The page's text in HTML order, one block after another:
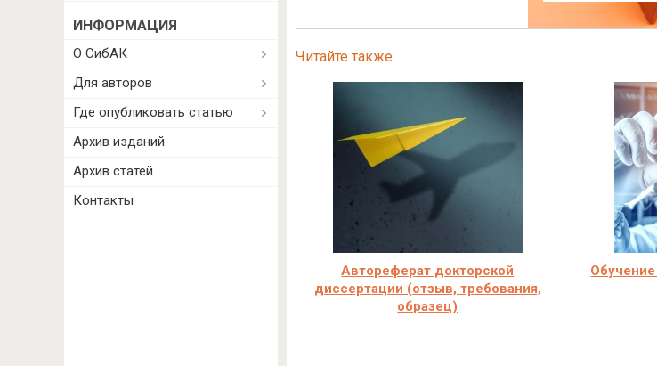
Читайте также
Автореферат докторской
диссертации (отзыв, требования,
образец)
ИНФОРМАЦИЯ
О СибАК
Для авторов
Где опубликовать статью
Архив изданий
Архив статей
Контакты